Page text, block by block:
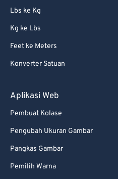
Lbs ke Kg
Kg ke Lbs
Feet ke Meters
Konverter Satuan
Aplikasi Web
Pembuat Kolase
Pengubah Ukuran Gambar
Pangkas Gambar
Pemilih Warna